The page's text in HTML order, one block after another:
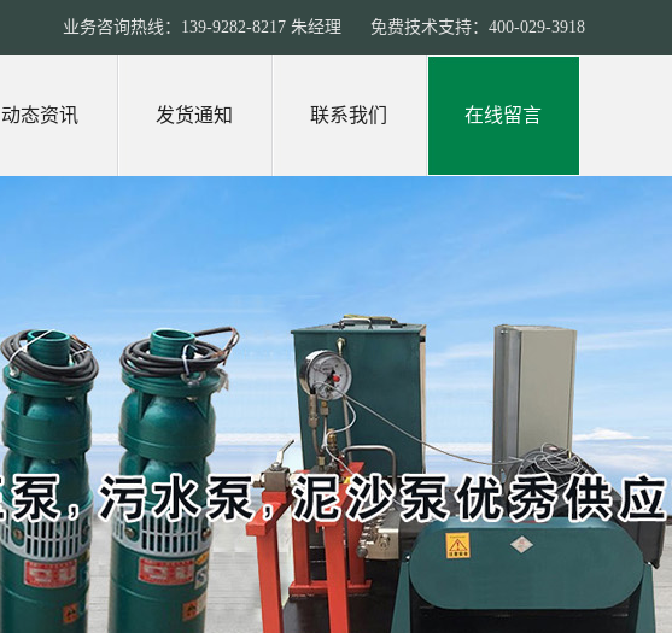
业务咨询热线：139-9282-8217 朱经理 免费技术支持：400-029-3918
动态资讯 发货通知 联系我们 在线留言